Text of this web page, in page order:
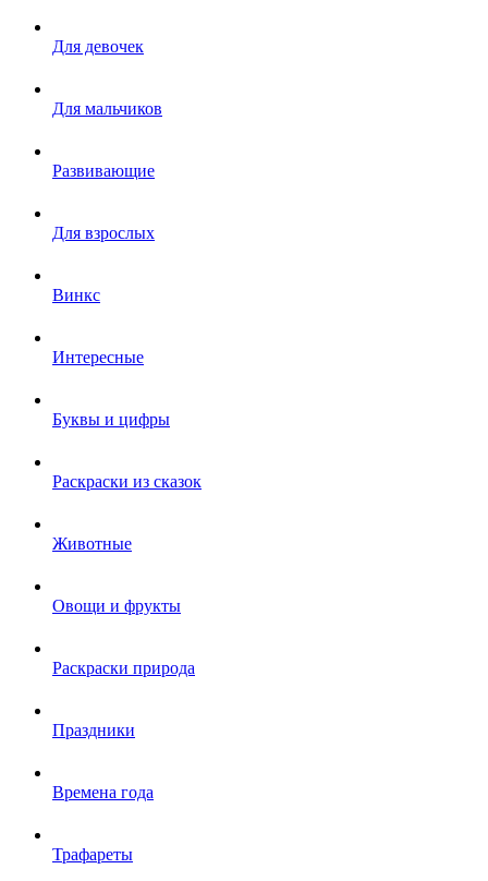
Для девочек
Для мальчиков
Развивающие
Для взрослых
Винкс
Интересные
Буквы и цифры
Раскраски из сказок
Животные
Овощи и фрукты
Раскраски природа
Праздники
Времена года
Трафареты